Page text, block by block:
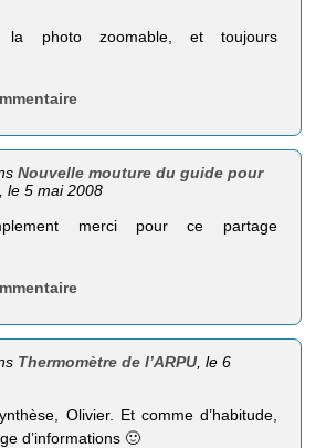
photo zoomable, et toujours
Nouvelle mouture du guide pour
, le 5 mai 2008
merci pour ce partage
Thermomètre de l’ARPU, le 6
Olivier. Et comme d’habitude,
d’informations 🙂